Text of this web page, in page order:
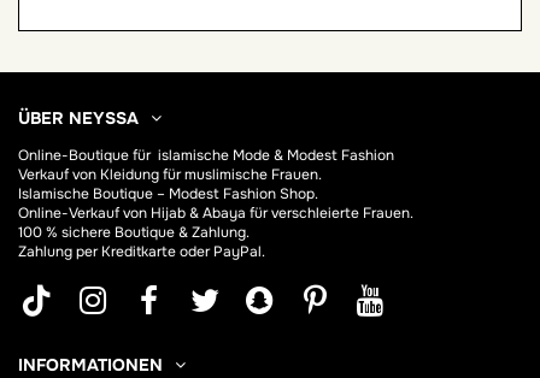
ÜBER NEYSSA
Online-Boutique für islamische Mode & Modest Fashion
Verkauf von Kleidung für muslimische Frauen.
Islamische Boutique – Modest Fashion Shop.
Online-Verkauf von Hijab &Abaya für verschleierte Frauen.
100 % sichere Boutique & Zahlung.
Zahlung per Kreditkarte oder PayPal.
INFORMATIONEN